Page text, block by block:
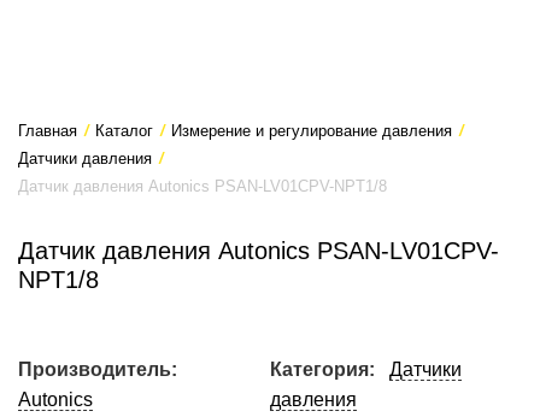
Главная / Каталог / Измерение и регулирование давления /
Датчики давления /
Датчик давления Autonics PSAN-LV01CPV-NPT1/8
Датчик давления Autonics PSAN-LV01CPV-
NPT1/8
Производитель:
Autonics
Категория:
Датчики
давления